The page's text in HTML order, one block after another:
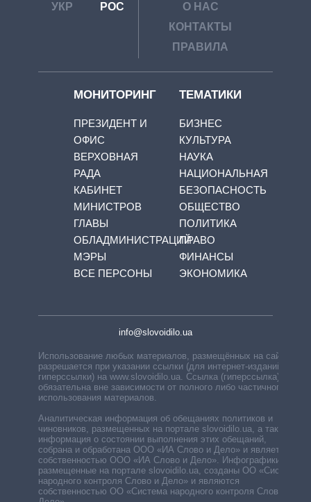
УКР РОС
О НАС
КОНТАКТЫ
ПРАВИЛА
МОНИТОРИНГ
ПРЕЗИДЕНТ И
ОФИС
ВЕРХОВНАЯ
РАДА
КАБИНЕТ
МИНИСТРОВ
ГЛАВЫ
ОБЛАДМИНИСТРАЦИЙ
МЭРЫ
ВСЕ ПЕРСОНЫ
ТЕМАТИКИ
БИЗНЕС
КУЛЬТУРА
НАУКА
НАЦИОНАЛЬНАЯ
БЕЗОПАСНОСТЬ
ОБЩЕСТВО
ПОЛИТИКА
ПРАВО
ФИНАНСЫ
ЭКОНОМИКА
info@slovoidilo.ua
Использование любых материалов, размещённых на сайте,
разрешается при указании ссылки (для интернет-изданий —
гиперссылки) на www.slovoidilo.ua. Ссылка (гиперссылка)
обязательна вне зависимости от полного либо частичного
использования материалов.
Аналитическая информация об обещаниях политиков и
чиновников, размещенных на портале slovoidilo.ua, а также
информация о состоянии выполнения этих обещаний,
собрана и обработана ООО «ИА Слово и Дело» и является
собственностью ООО «ИА Слово и Дело». Инфографики,
размещенные на портале slovoidilo.ua, созданы ОО «Система
народного контроля Слово и Дело» и являются
собственностью ОО «Система народного контроля Слово и